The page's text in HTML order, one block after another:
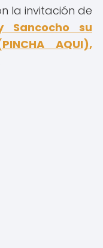
la invitación de
Sancocho su
AQUI),